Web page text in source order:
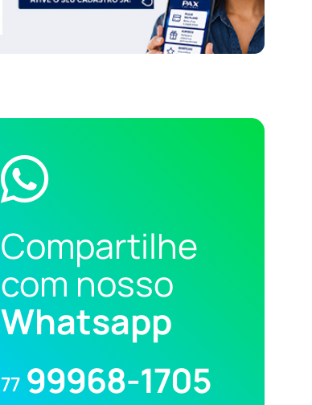
Compartilhe
com nosso
Whatsapp
77 99968-1705